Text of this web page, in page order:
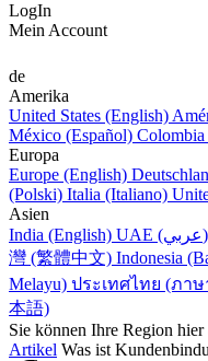
LogIn
Mein Account
de
Amerika
United States (English)
México (Español)
Europa
Europe (English)
(Polski) Italia (Italiano)
Asien
India (English)
UAE (عربي)
灣 (繁體中文) Indonesia
Melayu) ประเทศไทย (ภาษ
本語)
Sie können Ihre Region
Artikel Was ist